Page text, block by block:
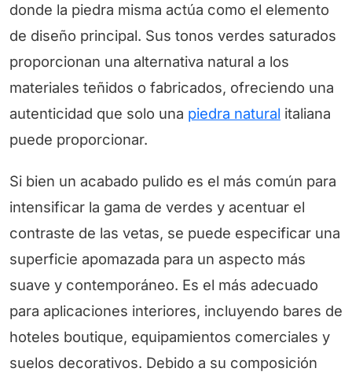
donde la piedra misma actúa como el elemento
de diseño principal. Sus tonos verdes saturados
proporcionan una alternativa natural a los
materiales teñidos o fabricados, ofreciendo una
autenticidad que solo una piedra natural italiana
puede proporcionar.
Si bien un acabado pulido es el más común para
intensificar la gama de verdes y acentuar el
contraste de las vetas, se puede especificar una
superficie apomazada para un aspecto más
suave y contemporáneo. Es el más adecuado
para aplicaciones interiores, incluyendo bares de
hoteles boutique, equipamientos comerciales y
suelos decorativos. Debido a su composición